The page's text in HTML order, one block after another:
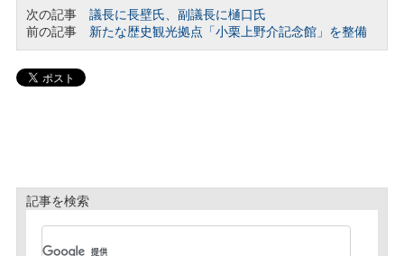
次の記事 議長に長壁氏、副議長に樋口氏
前の記事 新たな歴史観光拠点「小栗上野介記念館」を整備
記事を検索